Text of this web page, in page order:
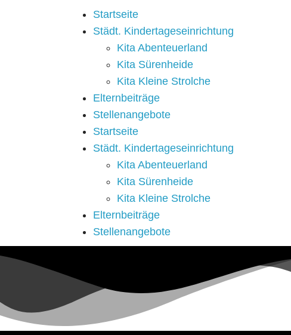
Startseite
Städt. Kindertageseinrichtung
Kita Abenteuerland
Kita Sürenheide
Kita Kleine Strolche
Elternbeiträge
Stellenangebote
Startseite
Städt. Kindertageseinrichtung
Kita Abenteuerland
Kita Sürenheide
Kita Kleine Strolche
Elternbeiträge
Stellenangebote